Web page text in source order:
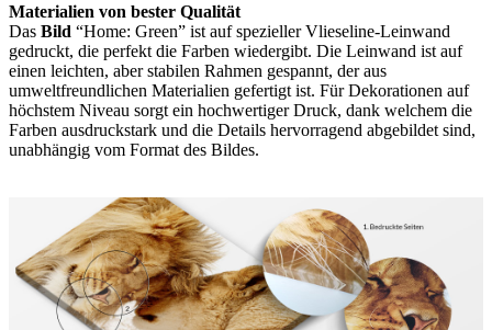
Materialien von bester Qualität
Das Bild “Home: Green” ist auf spezieller Vlieseline-Leinwand
gedruckt, die perfekt die Farben wiedergibt. Die Leinwand ist auf
einen leichten, aber stabilen Rahmen gespannt, der aus
umweltfreundlichen Materialien gefertigt ist. Für Dekorationen auf
höchstem Niveau sorgt ein hochwertiger Druck, dank welchem die
Farben ausdruckstark und die Details hervorragend abgebildet sind,
unabhängig vom Format des Bildes.